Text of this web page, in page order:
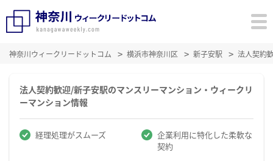
神奈川ウィークリードットコム 横浜市神奈川区 新子安駅 法人契約
法人契約歓迎/新子安駅のマンスリーマンション・ウィークリ
ーマンション情報
経理処理がスムーズ
企業利用に特化した柔軟な
契約